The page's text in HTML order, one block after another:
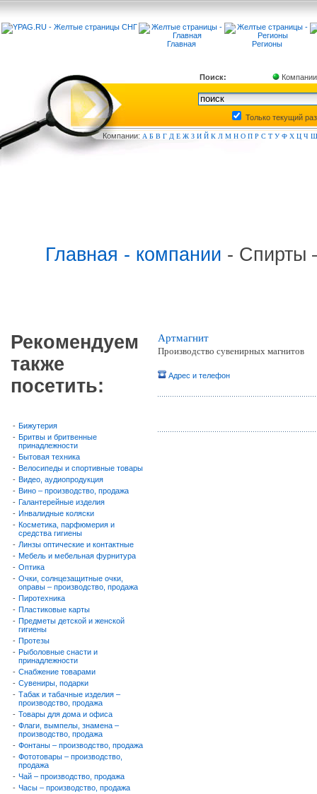
Главная Регионы
Поиск: Компании
Только текущий
Компании: А Б В Г Д Е Ж З И Й К Л М Н О П Р С Т У Ф Х Ц Ч Ш
Главная - компании - Спирты
Рекомендуем
также
посетить:
- Бижутерия
- Бритвы и бритвенные
принадлежности
- Бытовая техника
- Велосипеды и спортивные товары
- Видео, аудиопродукция
- Вино – производство, продажа
- Галантерейные изделия
- Инвалидные коляски
- Косметика, парфюмерия и
средства гигиены
- Линзы оптические и контактные
- Мебель и мебельная фурнитура
- Оптика
- Очки, солнцезащитные очки,
оправы – производство, продажа
- Пиротехника
- Пластиковые карты
- Предметы детской и женской
гигиены
- Протезы
- Рыболовные снасти и
принадлежности
- Снабжение товарами
- Сувениры, подарки
- Табак и табачные изделия –
производство, продажа
- Товары для дома и офиса
- Флаги, вымпелы, знамена –
производство, продажа
- Фонтаны – производство, продажа
- Фототовары – производство,
продажа
- Чай – производство, продажа
- Часы – производство, продажа
Артмагнит
Производство сувенирных магнитов
Адрес и телефон